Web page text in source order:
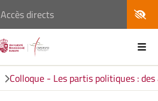
Accès directs
Colloque - Les partis politiques :